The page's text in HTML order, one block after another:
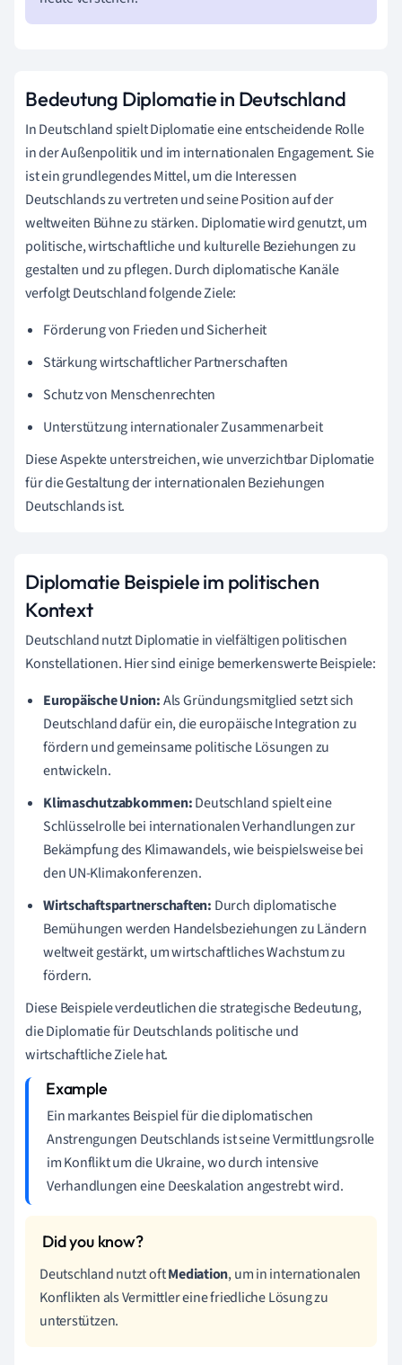
Bedeutung Diplomatie in Deutschland
In Deutschland spielt Diplomatie eine entscheidende Rolle
in der Außenpolitik und im internationalen Engagement. Sie
ist ein grundlegendes Mittel, um die Interessen
Deutschlands zu vertreten und seine Position auf der
weltweiten Bühne zu stärken. Diplomatie wird genutzt, um
politische, wirtschaftliche und kulturelle Beziehungen zu
gestalten und zu pflegen. Durch diplomatische Kanäle
verfolgt Deutschland folgende Ziele:
Förderung von Frieden und Sicherheit
Stärkung wirtschaftlicher Partnerschaften
Schutz von Menschenrechten
Unterstützung internationaler Zusammenarbeit
Diese Aspekte unterstreichen, wie unverzichtbar Diplomatie
für die Gestaltung der internationalen Beziehungen
Deutschlands ist.
Diplomatie Beispiele im politischen
Kontext
Deutschland nutzt Diplomatie in vielfältigen politischen
Konstellationen. Hier sind einige bemerkenswerte Beispiele:
Europäische Union:Als Gründungsmitglied setzt sich
Deutschland dafür ein, die europäische Integration zu
fördern und gemeinsame politische Lösungen zu
entwickeln.
Klimaschutzabkommen:Deutschland spielt eine
Schlüsselrolle bei internationalen Verhandlungen zur
Bekämpfung des Klimawandels, wie beispielsweise bei
den UN-Klimakonferenzen.
Wirtschaftspartnerschaften: Durch diplomatische
Bemühungen werden Handelsbeziehungen zu Ländern
weltweit gestärkt, um wirtschaftliches Wachstum zu
fördern.
Diese Beispiele verdeutlichen die strategische Bedeutung,
die Diplomatie für Deutschlands politische und
wirtschaftliche Ziele hat.
Ein markantes Beispiel für die diplomatischen
Anstrengungen Deutschlands ist seine Vermittlungsrolle
im Konflikt um die Ukraine, wo durch intensive
Verhandlungen eine Deeskalation angestrebt wird.
Deutschland nutzt oftMediation, um in internationalen
Konflikten als Vermittler eine friedliche Lösung zu
unterstützen.